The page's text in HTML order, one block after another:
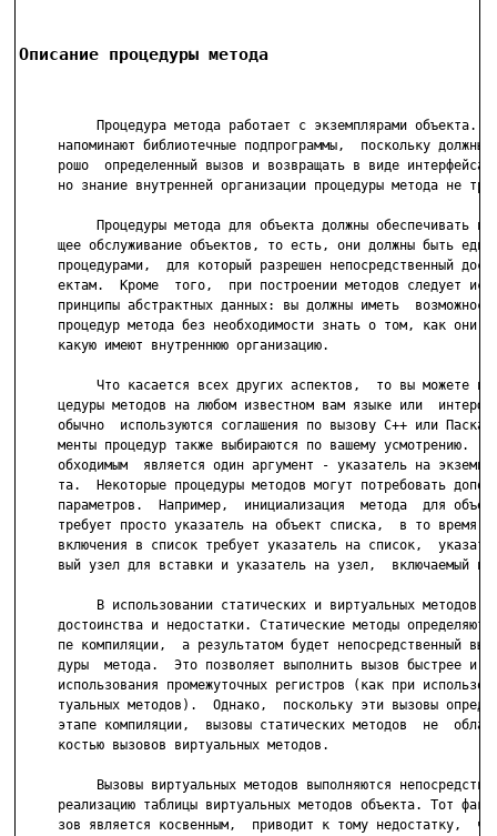
Описание процедуры методa
Процедура метода работает с экземплярами объекта.
напоминают библиотечные подпрограммы,  поскольку должны
рошо  определенный вызов и возвращать в виде интерфейса
но знание внутренней организации процедуры метода не
Процедуры метода для объекта должны обеспечивать
щее обслуживание объектов, то есть, они должны быть
процедурами,  для который разрешен непосредственный
ектам.  Кроме  того,  при построении методов следует
принципы абстрактных данных: вы должны иметь
процедур метода без необходимости знать о том, как они
     какую имеют внутреннюю организацию.
Что касается всех других аспектов,  то вы можете
цедуры методов на любом известном вам языке или
обычно  используются соглашения по вызову C++ или
менты процедур также выбираются по вашему усмотрению.
обходимым  является один аргумент - указатель на
та.  Некоторые процедуры методов могут потребовать
параметров.  Например,  инициализация  метода  для
требует просто указатель на объект списка,  в то время
включения в список требует указатель на список,
вый узел для вставки и указатель на узел,  включаемый
В использовании статических и виртуальных методов
достоинства и недостатки. Статические методы
пе компиляции,  а результатом будет непосредственный
дуры  метода.  Это позволяет выполнить вызов быстрее и
использования промежуточных регистров (как при
туальных методов).  Однако,  поскольку эти вызовы
этапе компиляции,  вызовы статических методов  не
     костью вызовов виртуальных методов.
Вызовы виртуальных методов выполняются
реализацию таблицы виртуальных методов объекта. Тот
зов является косвенным,  приводит к тому недостатку,